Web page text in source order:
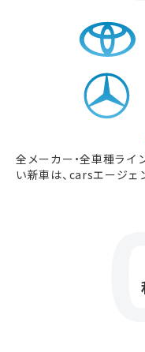
全メーカー・全車種ライ
い新車は、carsエージェ